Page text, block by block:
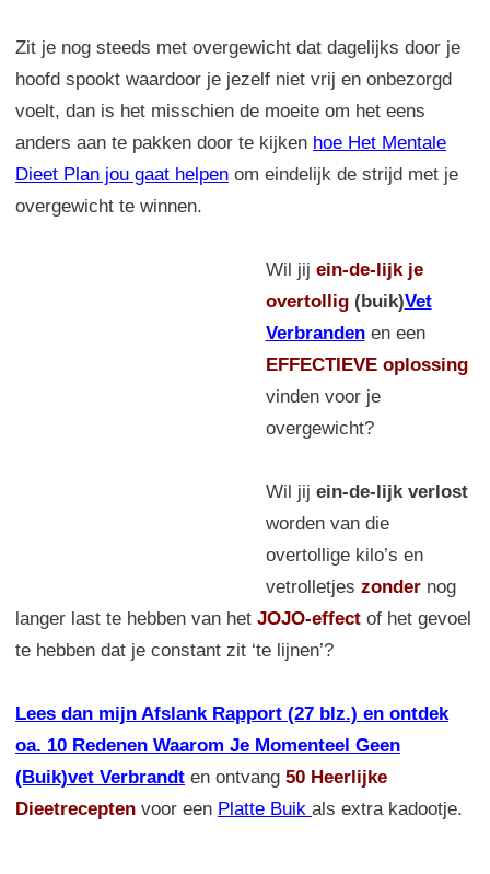
Zit je nog steeds met overgewicht dat dagelijks door je
hoofd spookt waardoor je jezelf niet vrij en onbezorgd
voelt, dan is het misschien de moeite om het eens
anders aan te pakken door te kijken hoe Het Mentale
Dieet Plan jou gaat helpen om eindelijk de strijd met je
overgewicht te winnen.
Wil jij ein-de-lijk je
overtollig(buik)Vet
Verbranden en een
EFFECTIEVE oplossing
vinden voor je
overgewicht?
Wil jij ein-de-lijk verlost
worden van die
overtollige kilo’s en
vetrolletjes zondernog
langer last te hebben van het JOJO-effect of het gevoel
te hebben dat je constant zit ‘te lijnen’?
Lees dan mijn Afslank Rapport (27 blz.) en ontdek
oa. 10 Redenen Waarom Je Momenteel Geen
(Buik)vet Verbrandt en ontvang 50 Heerlijke
Dieetrecepten voor een Platte Buik als extra kadootje.